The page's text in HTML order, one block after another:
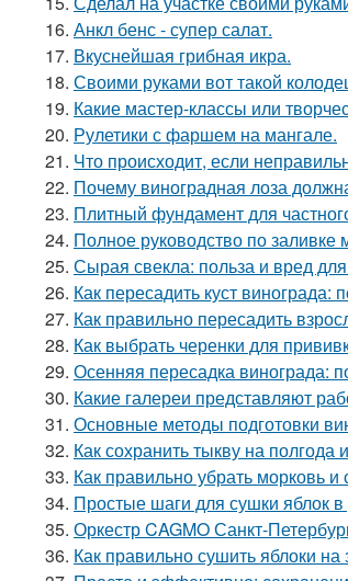
16. Анкл бенс - супер салат.
17. Вкуснейшая грибная икра.
18. Своими руками вот такой
19. Какие мастер-классы или
20. Рулетики с фаршем на мангале.
21. Что происходит, если
22. Почему виноградная лоза
23. Плитный фундамент для
24. Полное руководство по
25. Сырая свекла: польза и вред
26. Как пересадить куст винограда:
27. Как правильно пересадить
28. Как выбрать черенки для
29. Осенняя пересадка винограда:
30. Какие галереи представляют
31. Основные методы подготовки
32. Как сохранить тыкву на
33. Как правильно убрать морковь и
34. Простые шаги для сушки яблок
35. Оркестр CAGMO Санкт-
36. Как правильно сушить яблоки